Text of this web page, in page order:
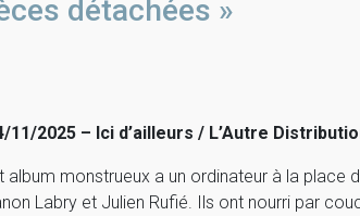
détachées »
11/2025 – Ici d’ailleurs / L’Autre
album monstrueux a un ordinateur à la place
Labry et Julien Rufié. Ils ont nourri par